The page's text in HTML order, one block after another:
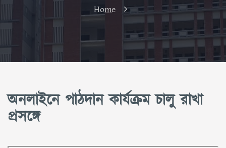
Home
অনলাইনে পাঠদান কার্যক্রম চালু রাখা
প্রসঙ্গে